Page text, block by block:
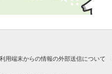
用端末からの情報の外部送信について